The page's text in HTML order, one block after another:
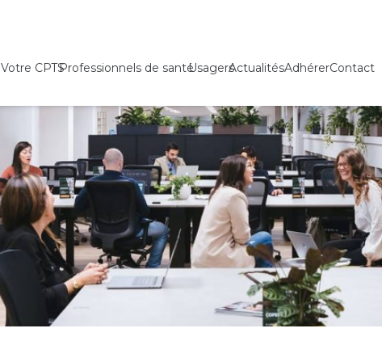
Votre CPTSProfessionnels de santéUsagersActualitésAdhérerContact